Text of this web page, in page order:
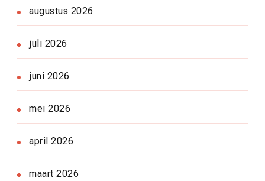
augustus 2026
juli 2026
juni 2026
mei 2026
april 2026
maart 2026